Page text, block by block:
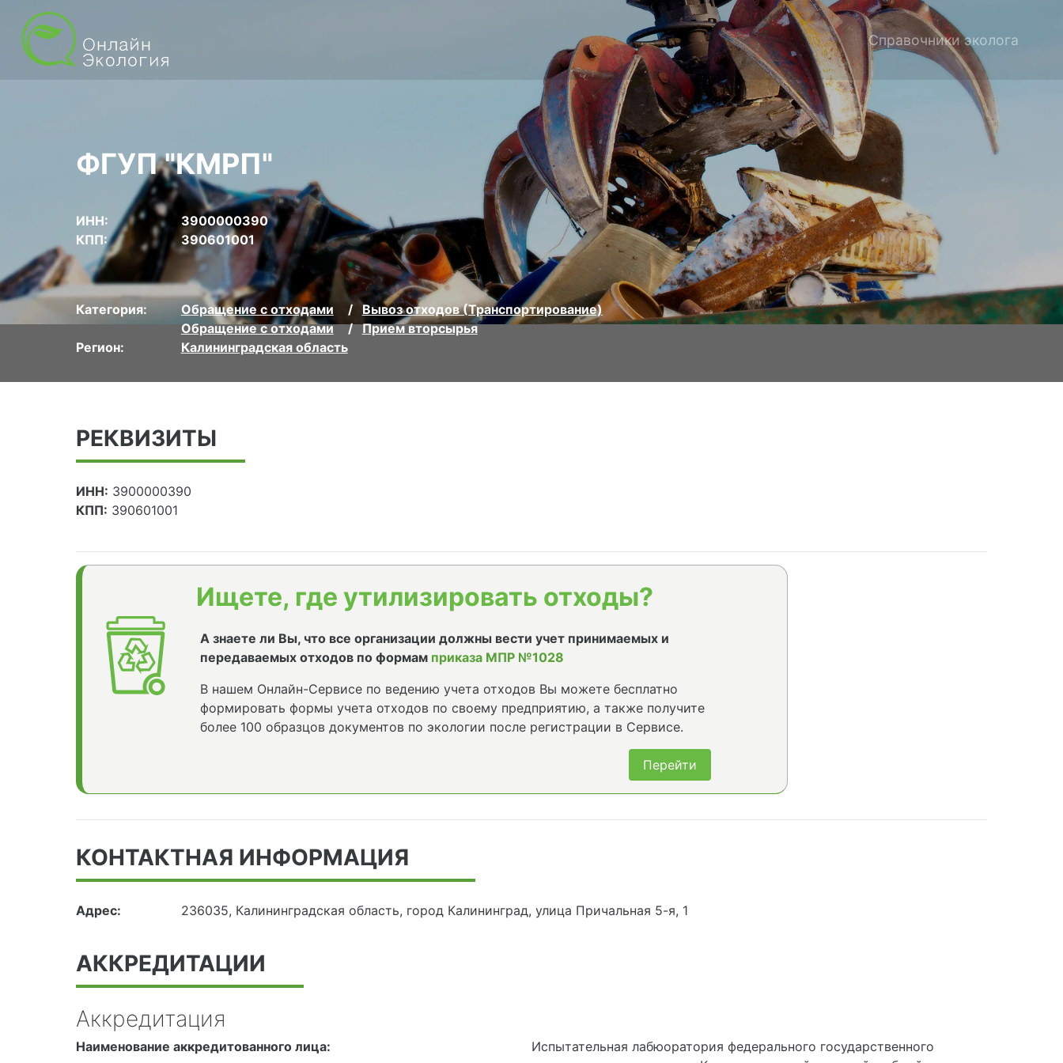
Справочники эколога
ФГУП "КМРП"
ИНН:
3900000390
КПП:
390601001
Категория: Обращение с отходами
Вывоз отходов (Транспортирование)
Обращение с отходами
Прием вторсырья
Регион:
Калининградская область
РЕКВИЗИТЫ
ИНН: 3900000390
КПП: 390601001
Ищете, где утилизировать отходы?
А знаете ли Вы, что все организации должны вести учет принимаемых и
передаваемых отходов по формам приказа МПР №1028
В нашем Онлайн-Сервисе по ведению учета отходов Вы можете бесплатно
формировать формы учета отходов по своему предприятию, а также получите
более 100 образцов документов по экологии после регистрации в Сервисе.
Перейти
КОНТАКТНАЯ ИНФОРМАЦИЯ
Адрес: 236035, Калининградская область, город Калининград, улица Причальная 5-я, 1
АККРЕДИТАЦИИ
Аккредитация
Наименование аккредитованного лица:
Испытательная лабюоратория федерального государственного